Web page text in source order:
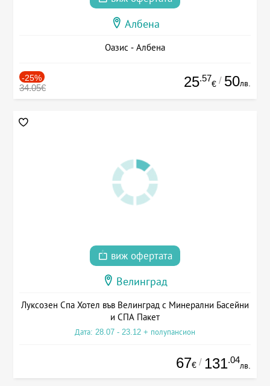
Албена
Оазис - Албена
-25%
34.05€ 25.57
€ / 50лв.
виж офертата
Велинград
Луксозен Спа Хотел във Велинград с Минерални Басейни
и СПА Пакет
Дата: 28.07 - 23.12 + полупансион
67€ / 131.04
лв.